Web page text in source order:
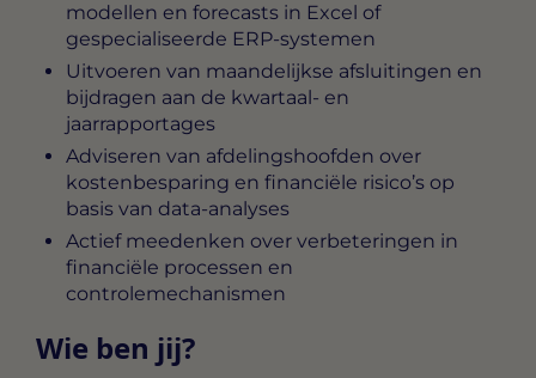
modellen en forecasts in Excel of
gespecialiseerde ERP-systemen
Uitvoeren van maandelijkse afsluitingen en
bijdragen aan de kwartaal- en
jaarrapportages
Adviseren van afdelingshoofden over
kostenbesparing en financiële risico’s op
basis van data-analyses
Actief meedenken over verbeteringen in
financiële processen en
controlemechanismen
Wie ben jij?